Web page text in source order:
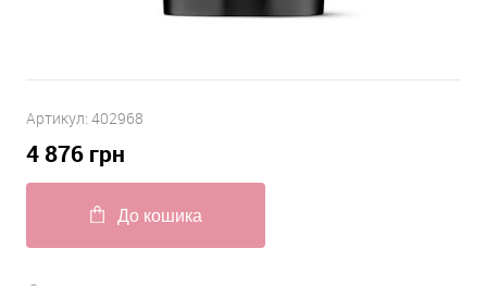
Артикул: 402968
4 876 грн
До кошика